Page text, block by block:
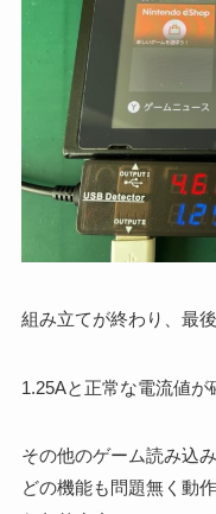
組み立てが終わり、最
1.25Aと正常な電流値が
その他のゲーム読み込
どの機能も問題無く動